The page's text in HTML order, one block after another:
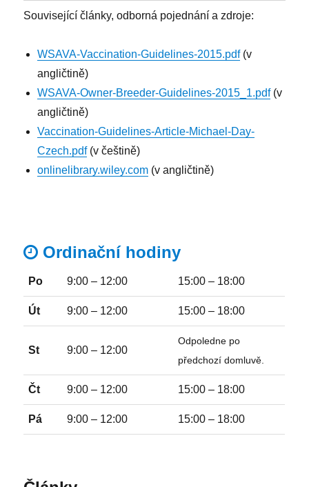
Související články, odborná pojednání a zdroje:
WSAVA-Vaccination-Guidelines-2015.pdf(v
angličtině)
WSAVA-Owner-Breeder-Guidelines-2015_1.pdf(v
angličtině)
Vaccination-Guidelines-Article-Michael-Day-
Czech.pdf(v češtině)
onlinelibrary.wiley.com (v angličtině)
Ordinační hodiny
Po 9:00 – 12:00 15:00 – 18:00
Út 9:00 – 12:00 15:00 – 18:00
St 9:00 – 12:00
Odpoledne po
předchozí domluvě.
Čt 9:00 – 12:00 15:00 – 18:00
Pá 9:00 – 12:00 15:00 – 18:00